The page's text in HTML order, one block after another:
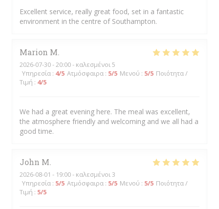
Excellent service, really great food, set in a fantastic
environment in the centre of Southampton.
Marion M
2026-07-30- 20:00 - καλεσμένοι 5
Υπηρεσία : 4/5 Ατμόσφαιρα : 5/5 Μενού : 5/5 Ποιότητα /
Τιμή : 4/5
We had a great evening here. The meal was excellent,
the atmosphere friendly and welcoming and we all had a
good time.
John M
2026-08-01 - 19:00 - καλεσμένοι 3
Υπηρεσία : 5/5 Ατμόσφαιρα : 5/5 Μενού : 5/5 Ποιότητα /
Τιμή : 5/5